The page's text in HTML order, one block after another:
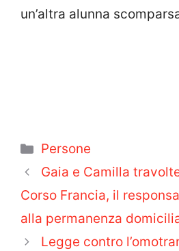
un’altra alunna
Categorie
Persone
Gaia e Camilla
Corso Francia, il
alla permanenza
Legge contro